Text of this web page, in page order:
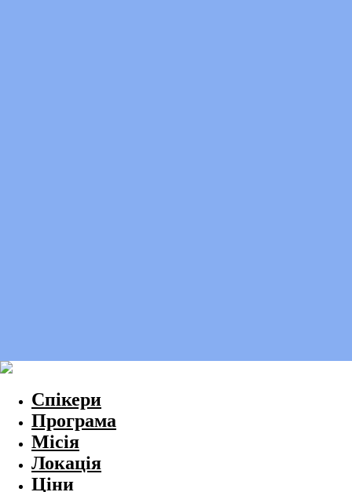
Спікери
Програма
Місія
Локація
Ціни